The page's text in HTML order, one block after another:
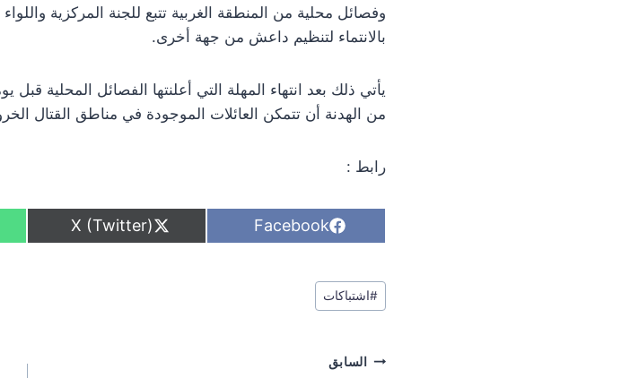
وفصائل محلية من المنطقة الغربية تتبع للجنة المركزية
بالانتماء لتنظيم داعش من جهة أخرى.
يأتي ذلك بعد انتهاء المهلة التي أعلنتها الفصائل المحلية
من الهدنة أن تتمكن العائلات الموجودة في مناطق القتال
رابط :
S
h
e
o
Facebook
S
h
X (Twitter)
وسوم
المقال:
#اشتباكات
تصفّح
السابق